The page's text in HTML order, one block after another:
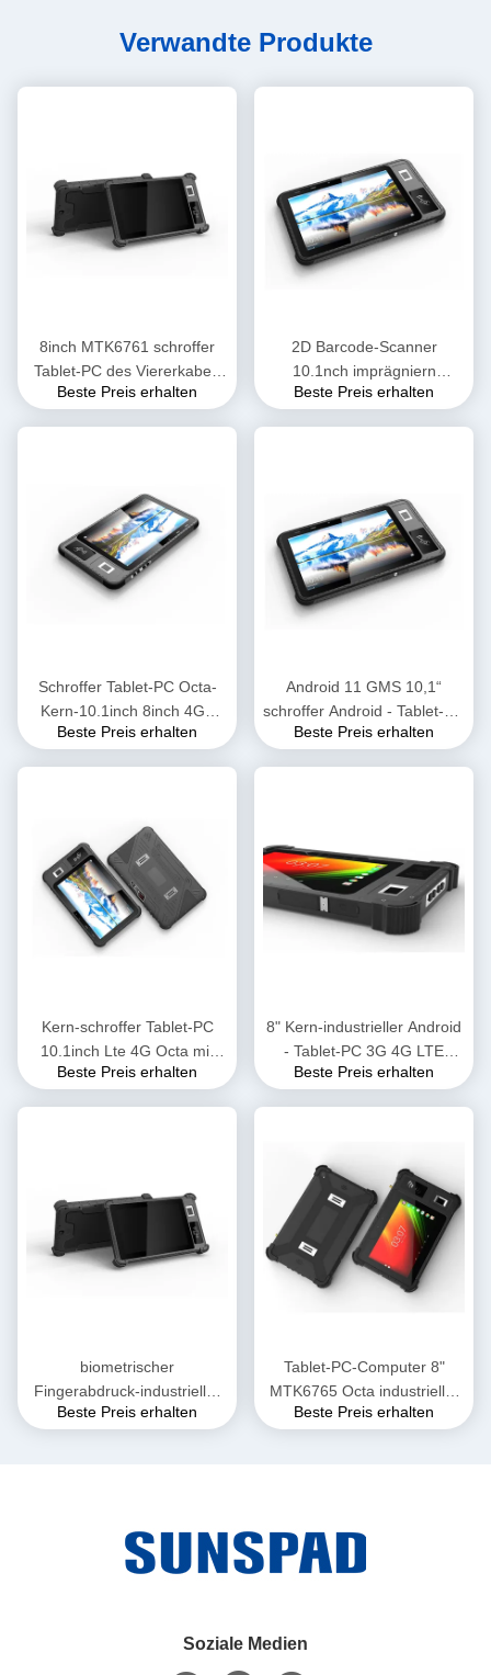
Verwandte Produkte
8inch MTK6761 schroffer
Tablet-PC des Viererkabel-
Kern-2,0 2GB 32GB IP65
Beste Preis erhalten
2D Barcode-Scanner
10.1nch imprägniern
schroffen Tablet-PC IP65
Beste Preis erhalten
Schroffer Tablet-PC Octa-
Kern-10.1inch 8inch 4GB
64GB LTE 4G mit Leser NFC
Beste Preis erhalten
Android 11 GMS 10,1“
schroffer Android - Tablet-PC
RAM4GB ROM64GB mit
Beste Preis erhalten
Kern-schroffer Tablet-PC
10.1inch Lte 4G Octa mit
Fingerabdruck 13.56MHZ
Beste Preis erhalten
8" Kern-industrieller Android
- Tablet-PC 3G 4G LTE
MTK6765 Octa mit
Beste Preis erhalten
biometrischer
Fingerabdruck-industrieller
Tablet-PC 8inch Android mit
Beste Preis erhalten
Tablet-PC-Computer 8"
MTK6765 Octa industrieller
schroffer Kern-4GB 64GB
Beste Preis erhalten
Soziale Medien